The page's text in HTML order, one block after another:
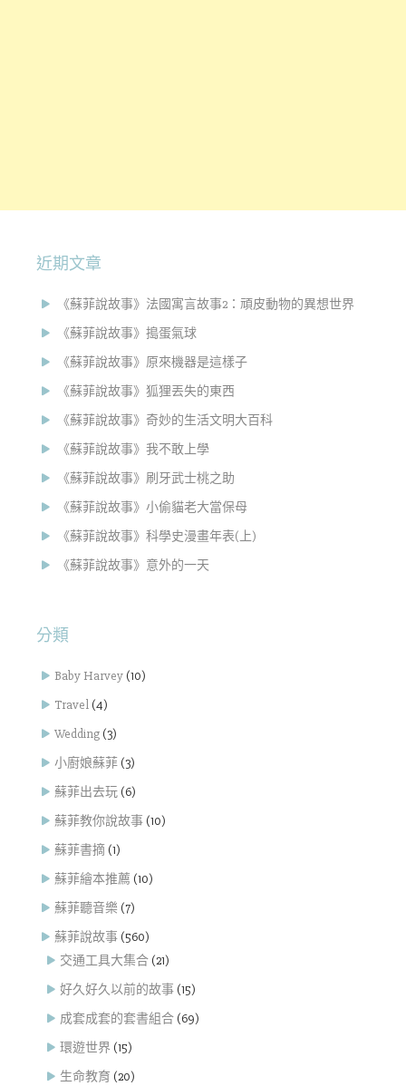
近期文章
《蘇菲說故事》法國寓言故事2：頑皮動物的異想世界
《蘇菲說故事》搗蛋氣球
《蘇菲說故事》原來機器是這樣子
《蘇菲說故事》狐狸丟失的東西
《蘇菲說故事》奇妙的生活文明大百科
《蘇菲說故事》我不敢上學
《蘇菲說故事》刷牙武士桃之助
《蘇菲說故事》小偷貓老大當保母
《蘇菲說故事》科學史漫畫年表(上)
《蘇菲說故事》意外的一天
分類
Baby Harvey (10)
Travel (4)
Wedding (3)
小廚娘蘇菲 (3)
蘇菲出去玩 (6)
蘇菲教你說故事 (10)
蘇菲書摘 (1)
蘇菲繪本推薦 (10)
蘇菲聽音樂 (7)
蘇菲說故事 (560)
交通工具大集合 (21)
好久好久以前的故事 (15)
成套成套的套書組合 (69)
環遊世界 (15)
生命教育 (20)